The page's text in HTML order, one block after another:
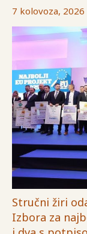
7 kolovoza, 2026
Stručni žiri
Izbora za